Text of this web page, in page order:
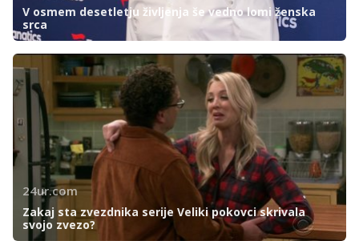
V osmem desetletju življenja še vedno lomi ženska
srca
24ur.com
Zakaj sta zvezdnika serije Veliki pokovci skrivala
svojo zvezo?